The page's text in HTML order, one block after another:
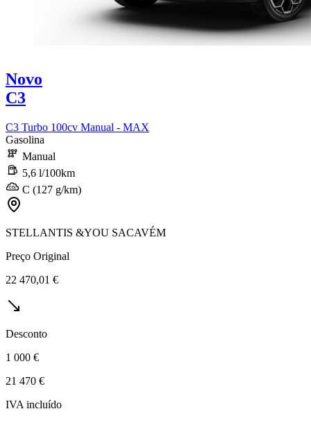
Novo
C3
C3 Turbo 100cv Manual - MAX
Gasolina
Manual
5,6 l/100km
C (127 g/km)
STELLANTIS &YOU SACAVÉM
Preço Original
22 470,01 €
Desconto
1 000 €
21 470 €
IVA incluído